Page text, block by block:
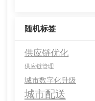
随机标签
供应链优化
供应链管理
城市数字化升级
城市配送